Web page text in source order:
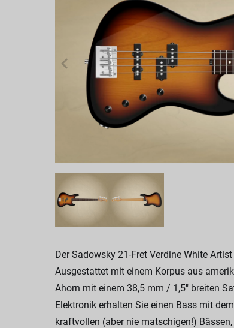
Der Sadowsky 21-Fret Verdine White
Ausgestattet mit einem Korpus aus
Ahorn mit einem 38,5 mm / 1,5" breiten
Elektronik erhalten Sie einen Bass mit
kraftvollen (aber nie matschigen!)